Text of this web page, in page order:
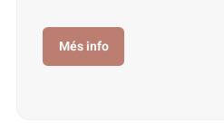
Més info